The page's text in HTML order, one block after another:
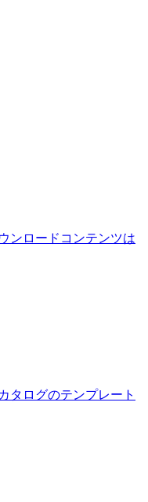
ンロードコンテンツは
タログのテンプレート